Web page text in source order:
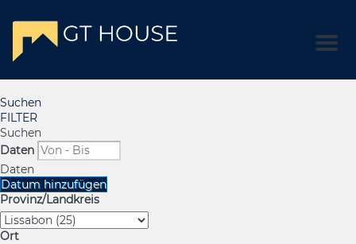
Menu
Suchen
FILTER
Suchen
Daten
Daten
Datum hinzufügen
Provinz/Landkreis
Ort